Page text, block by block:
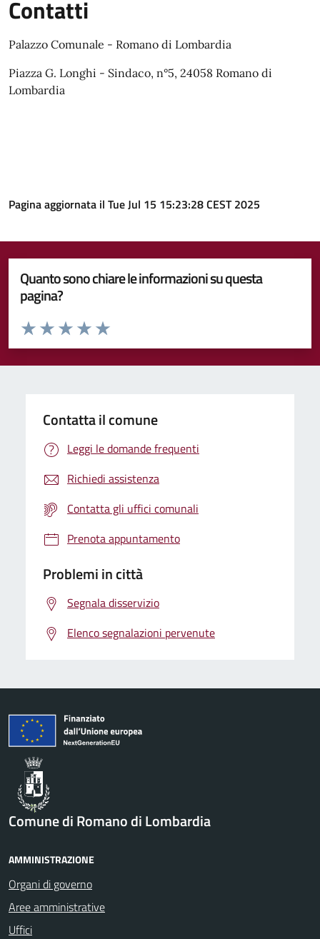
Contatti
Palazzo Comunale - Romano di Lombardia
Piazza G. Longhi - Sindaco, n°5, 24058 Romano di
Lombardia
Pagina aggiornata il Tue Jul 15 15:23:28 CEST 2025
Quanto sono chiare le informazioni su questa
pagina?
Valuta da 1 a 5 stelle la pagina
Valuta 5 stelle su 5
Valuta 4 stelle su 5
Valuta 3 stelle su 5
Valuta 2 stelle su 5
Valuta 1 stelle su 5
Contatta il comune
Leggi le domande frequenti
Richiedi assistenza
Contatta gli uffici comunali
Prenota appuntamento
Problemi in città
Segnala disservizio
Elenco segnalazioni pervenute
Comune di Romano di Lombardia
AMMINISTRAZIONE
Organi di governo
Aree amministrative
Uffici